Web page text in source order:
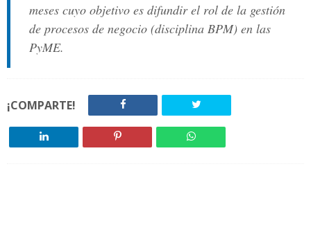
meses cuyo objetivo es difundir el rol de la gestión
de procesos de negocio (disciplina BPM) en las
PyME.
¡COMPARTE!